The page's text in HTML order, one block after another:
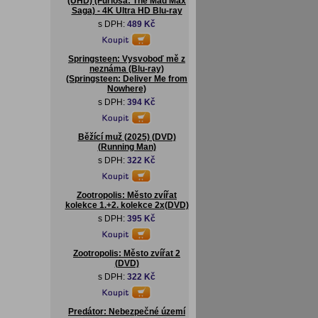
Saga) - 4K Ultra HD Blu-ray
s DPH: 489 Kč
Springsteen: Vysvoboď mě z
neznáma (Blu-ray)
(Springsteen: Deliver Me from
Nowhere)
s DPH: 394 Kč
Běžící muž (2025) (DVD)
(Running Man)
s DPH: 322 Kč
Zootropolis: Město zvířat
kolekce 1.+2. kolekce 2x(DVD)
s DPH: 395 Kč
Zootropolis: Město zvířat 2
(DVD)
s DPH: 322 Kč
Predátor: Nebezpečné území